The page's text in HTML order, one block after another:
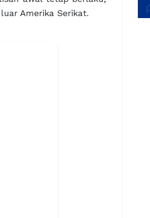
Amerika Serikat.